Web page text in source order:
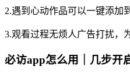
2.遇到心动作品可以一键添加
3.观看过程无烦人广告打扰，
必访app怎么用｜几步开